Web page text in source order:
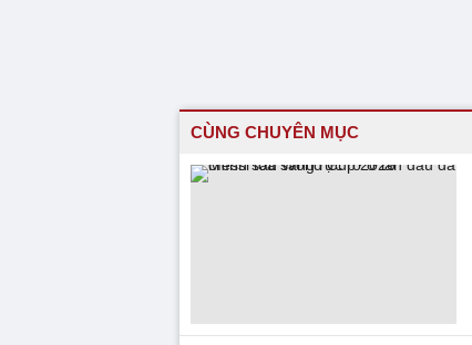
CÙNG CHUYÊN MỤC